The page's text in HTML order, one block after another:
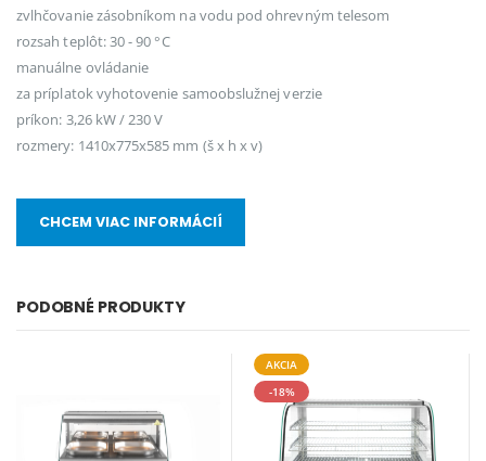
zvlhčovanie zásobníkom na vodu pod ohrevným telesom
rozsah teplôt: 30 - 90 °C
manuálne ovládanie
za príplatok vyhotovenie samoobslužnej verzie
príkon: 3,26 kW / 230 V
rozmery: 1410x775x585 mm (š x h x v)
CHCEM VIAC INFORMÁCIÍ
PODOBNÉ PRODUKTY
AKCIA
-18%